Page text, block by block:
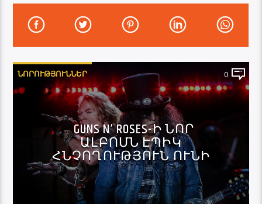
ՆՈՐՈՒԹՅՈՒՆՆԵՐ 0
GUNS N’ ROSES-Ի ՆՈՐ
ԱԼԲՈՄՆ ԷՊԻԿ
ՀՆՉՈՂՈՒԹՅՈՒՆ ՈՒՆԻ